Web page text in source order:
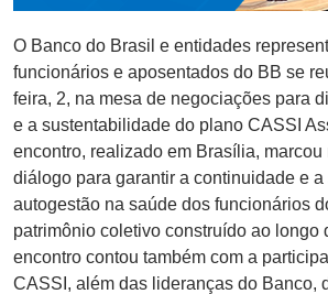
O Banco do Brasil e entidades
funcionários e aposentados do BB se
feira, 2, na mesa de negociações para
e a sustentabilidade do plano CASSI
encontro, realizado em Brasília,
diálogo para garantir a continuidade e a
autogestão na saúde dos funcionários
patrimônio coletivo construído ao longo
encontro contou também com a
CASSI, além das lideranças do Banco,